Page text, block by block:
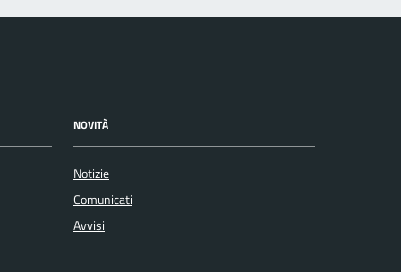
NOVITÀ
Notizie
Comunicati
Avvisi